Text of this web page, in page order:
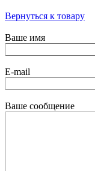
Вернуться к товару
Ваше имя
E-mail
Ваше сообщение